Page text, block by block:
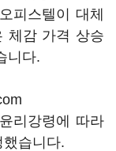
피스텔이 대체
체감 가격 상승
니다.
리강령에 따라
했습니다.